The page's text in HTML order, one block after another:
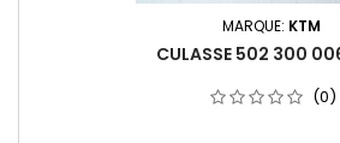
MARQUE: KTM
CULASSE 502 300
(0)